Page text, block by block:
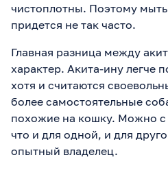
чистоплотны. Поэтому
придется не так часто.
Главная разница между
характер. Акита-ину легче
хотя и считаются
более самостоятельные
похожие на кошку. Можно с
что и для одной, и для
опытный владелец.